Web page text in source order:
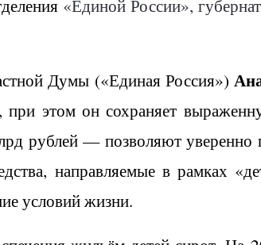
«Единой России»,
Думы («Единая Россия»)
этом он сохраняет
рублей — позволяют уверенно
направляемые в рамках
условий жизни.